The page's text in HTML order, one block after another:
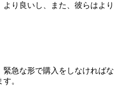
り良いし、また、彼らはより
急な形で購入をしなければな
。